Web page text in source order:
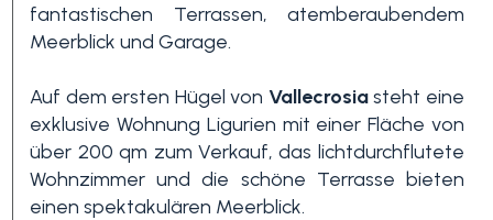
fantastischen Terrassen, atemberaubendem
Meerblick und Garage.
Auf dem ersten Hügel von Vallecrosiasteht eine
exklusive Wohnung Ligurien mit einer Fläche von
über 200 qm zum Verkauf, das lichtdurchflutete
Wohnzimmer und die schöne Terrasse bieten
einen spektakulären Meerblick.
Schlafzimmer
min.